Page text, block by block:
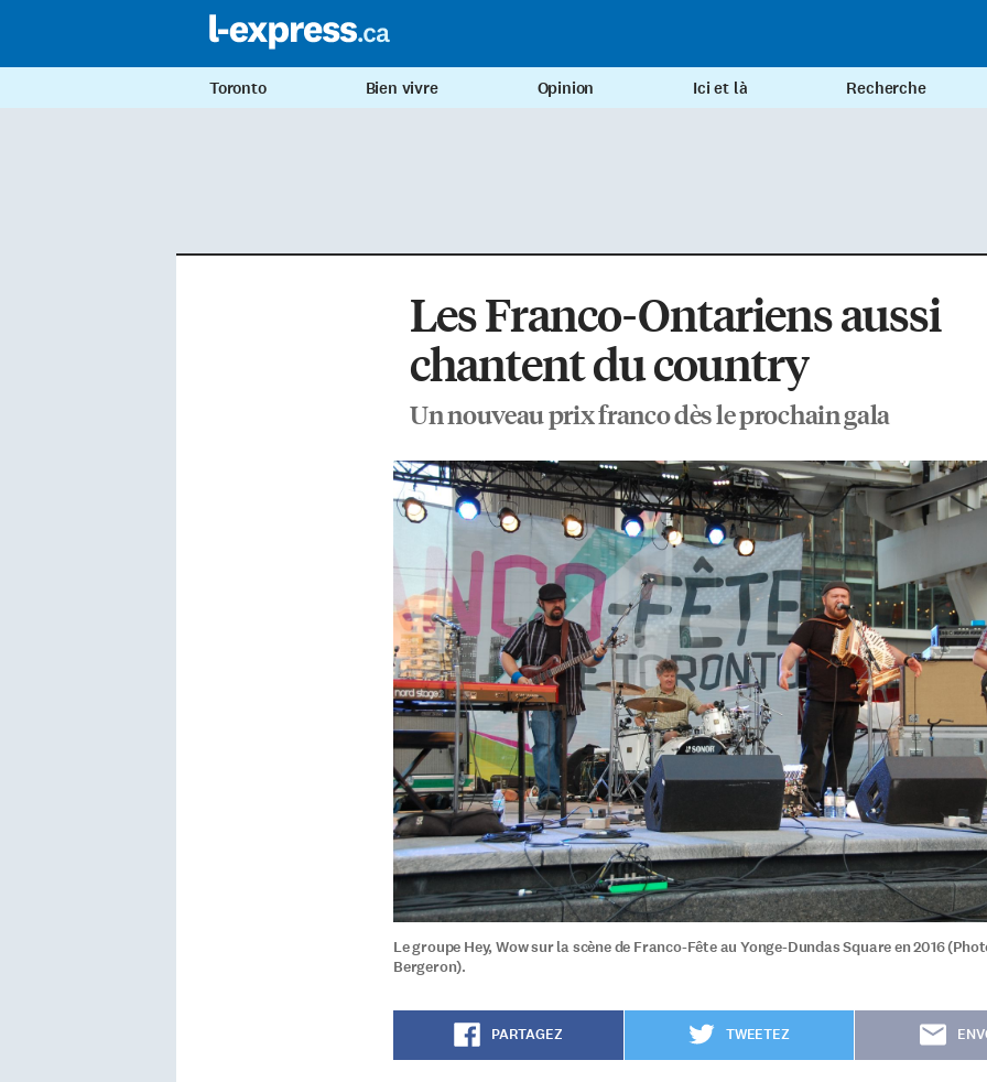
Toronto Bien vivre Opinion Ici et là Recherche
Les Franco-Ontariens aussi
chantent du country
Un nouveau prix franco dès le prochain gala
Le groupe Hey, Wow sur la scène de Franco-Fête au Yonge-Dundas Square en 2016
Bergeron).
PARTAGEZ TWEETEZ